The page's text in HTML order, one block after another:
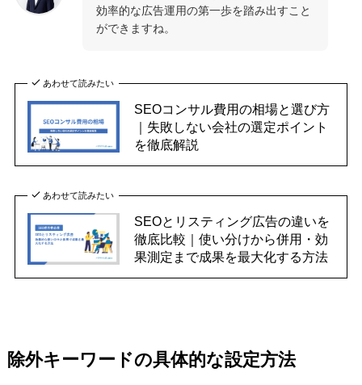
効率的な広告運用の第一歩を踏み出すこと
ができますね。
あわせて読みたい
SEOコンサル費用の相場と選び方
｜失敗しない会社の選定ポイント
を徹底解説
あわせて読みたい
SEOとリスティング広告の違いを
徹底比較｜使い分けから併用・効
果測定まで成果を最大化する方法
除外キーワードの具体的な設定方法